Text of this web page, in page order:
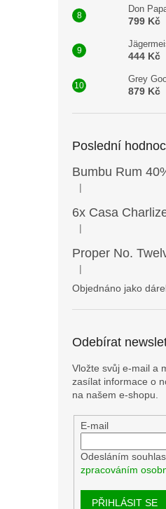
Don
799 Kč
444 Kč
Grey
879 Kč
Poslední
Bumbu Rum
Hodnocení produktu
|
Hodnocení produktu
|
Proper No.
Hodnocení produktu
|
Objednáno jako
Odebírat
Vložte svůj e-mail a
zasílat informace o
na našem e-shopu.
E-mail
Odesláním
zpracováním
PŘIHLÁSIT SE